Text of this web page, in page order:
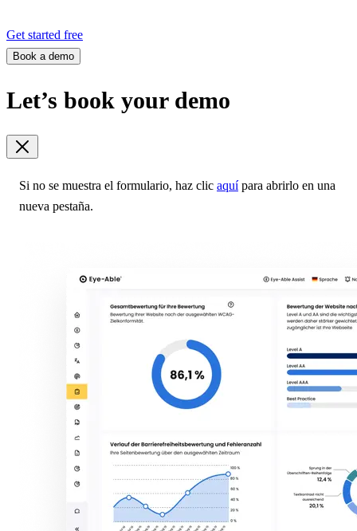
Get started free
Book a demo
Let’s book your demo
Si no se muestra el formulario, haz clic aquípara abrirlo en una
nueva pestaña.